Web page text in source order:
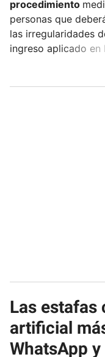
procedimiento
personas que
las irregularidades
ingreso aplicado en
Las estafas
artificial
WhatsApp